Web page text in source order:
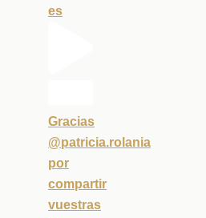
es
Gracias
@patricia.rolania
por
compartir
vuestras